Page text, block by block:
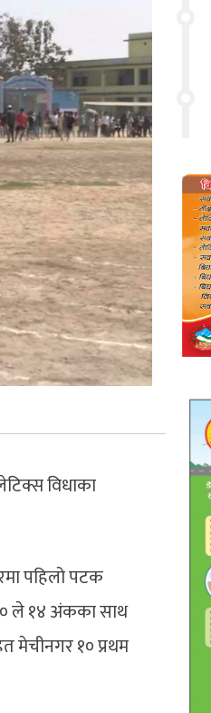
विधाका
पहिलो पटक
ले १४ अंकका साथ
मेचीनगर १० प्रथम